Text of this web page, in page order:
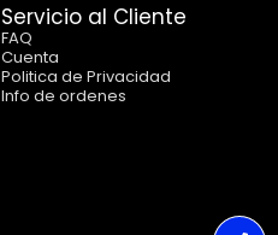
Servicio al Cliente
FAQ
Cuenta
Politica de Privacidad
Info de ordenes